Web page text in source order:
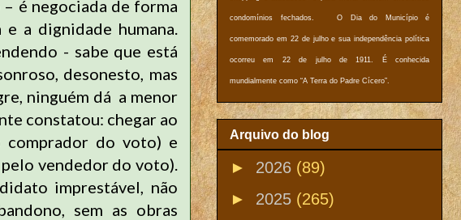
é negociada de forma
a dignidade humana.
- sabe que está
desonesto, mas
ninguém dá a menor
constatou: chegar ao
do voto) e
vendedor do voto).
imprestável, não
sem as obras
condomínios fechados. O Dia do Município é
comemorado em 22 de julho e sua independência política
ocorreu em 22 de julho de 1911. É conhecida
mundialmente como “A Terra do Padre Cícero”.
Arquivo do blog
► 2026 (89)
► 2025 (265)